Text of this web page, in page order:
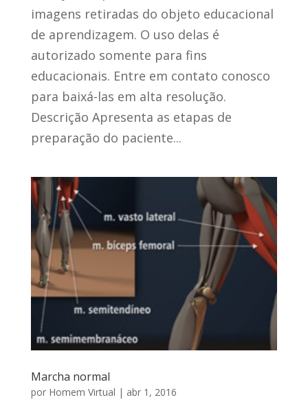
imagens retiradas do objeto educacional
de aprendizagem. O uso delas é
autorizado somente para fins
educacionais. Entre em contato conosco
para baixá-las em alta resolução.
Descrição Apresenta as etapas de
preparação do paciente...
Marcha normal
por Homem Virtual | abr 1, 2016